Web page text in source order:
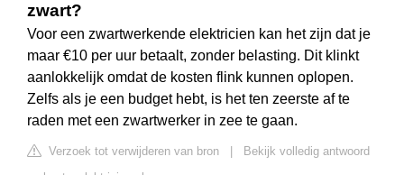
zwart?
Voor een zwartwerkende elektricien kan het zijn dat je
maar €10 per uur betaalt, zonder belasting. Dit klinkt
aanlokkelijk omdat de kosten flink kunnen oplopen.
Zelfs als je een budget hebt, is het ten zeerste af te
raden met een zwartwerker in zee te gaan.
Verzoek tot verwijderen van bron
Bekijk volledig antwoord